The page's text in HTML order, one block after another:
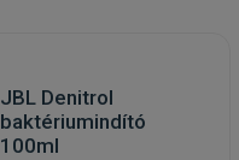
JBL Denitrol
baktériumindító
100ml